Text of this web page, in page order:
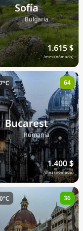
Sofía
🇧🇬Bulgaria
1.615 $
/mes (nómada)
Bucarest
🇷🇴Rumanía
1.400 $
/mes (nómada)
64
36